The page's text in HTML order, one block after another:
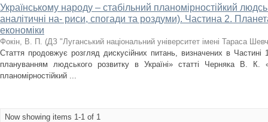
Українському народу – стабільний планомірностійкий
аналітичні на- риси, спогади та роздуми). Частина 2.
економіки
Фокін, В. П. (ДЗ "Луганський національний університет імені Тараса
Стаття продовжує розгляд дискусійних питань, визначених в Частині
плануванням людського розвитку в Україні» статті Черняка В. К.
планомірностійкий ...
Now showing items 1-1 of 1